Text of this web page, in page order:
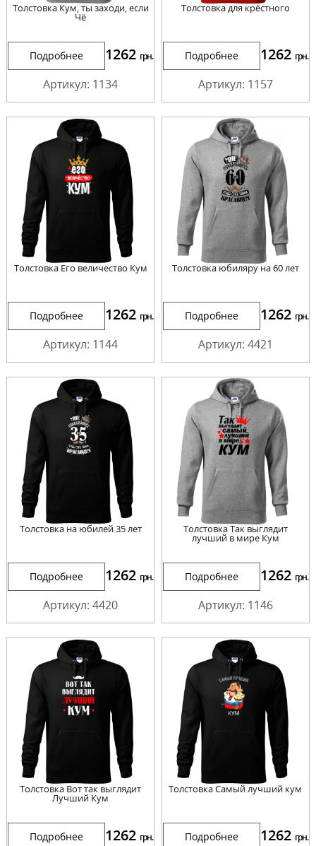
Толстовка Кум, ты заходи, если
Чё
Подробнее 1262 грн.
Артикул: 1134
Толстовка для крёстного
Подробнее 1262 грн.
Артикул: 1157
Толстовка Его величество Кум
Подробнее 1262 грн.
Артикул: 1144
Толстовка юбиляру на 60 лет
Подробнее 1262 грн.
Артикул: 4421
Толстовка на юбилей 35 лет
Подробнее 1262 грн.
Артикул: 4420
Толстовка Так выглядит
лучший в мире Кум
Подробнее 1262 грн.
Артикул: 1146
Толстовка Вот так выглядит
Лучший Кум
Подробнее 1262 грн.
Толстовка Самый лучший кум
Подробнее 1262 грн.